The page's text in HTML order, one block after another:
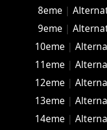
8eme |
9eme |
10eme |
11eme |
12eme |
13eme |
14eme |